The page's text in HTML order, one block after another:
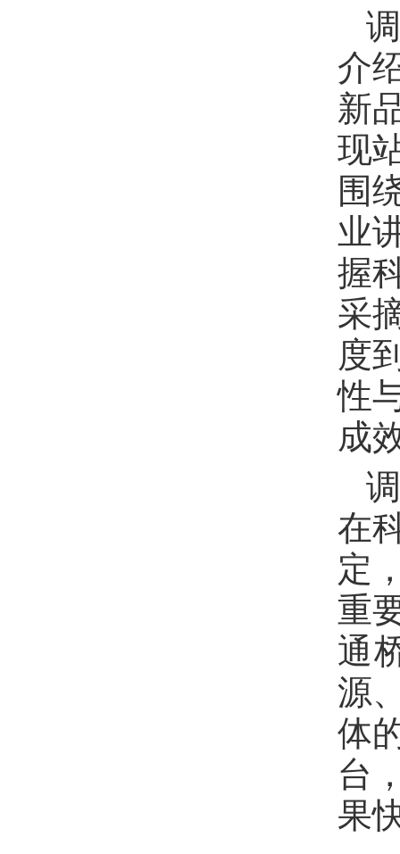
介
新
现
围
业
握
采
度
性
成
在
定
重
通
源
体
台
果